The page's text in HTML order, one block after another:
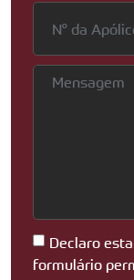
Declaro
formulário